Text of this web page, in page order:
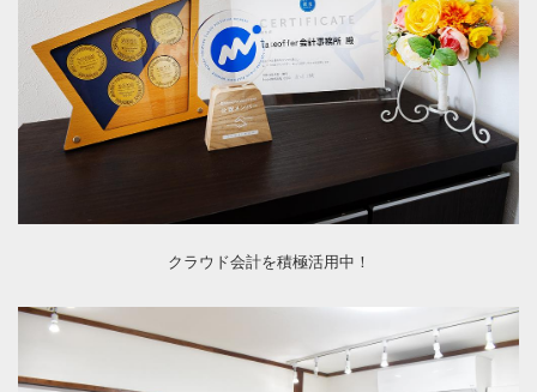
クラウド会計を積極活用中！